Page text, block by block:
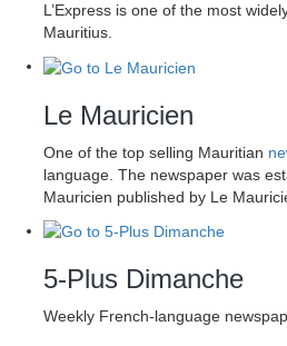
L’Express is one of the most
Mauritius.
Le Mauricien
One of the top selling Mauritian
language. The newspaper was
Mauricien published by Le
5-Plus Dimanche
Weekly French-language